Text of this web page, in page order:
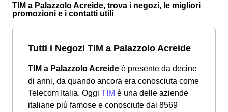
TIM a Palazzolo Acreide, trova i negozi, le migliori
promozioni e i contatti utili
Tutti i Negozi TIM a Palazzolo Acreide
TIM a Palazzolo Acreide è presente da decine
di anni, da quando ancora era conosciuta come
Telecom Italia. Oggi TIM è una delle aziende
italiane più famose e conosciute dai 8569